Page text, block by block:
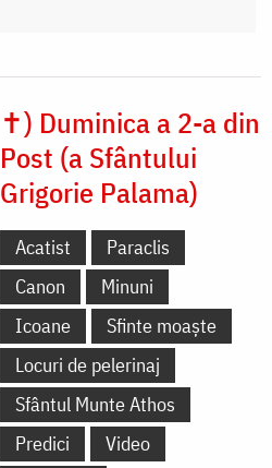
✝) Duminica a 2-a din
Post (a Sfântului
Grigorie Palama)
Acatist
Paraclis
Canon
Minuni
Icoane
Sfinte moaște
Locuri de pelerinaj
Sfântul Munte Athos
Predici
Video